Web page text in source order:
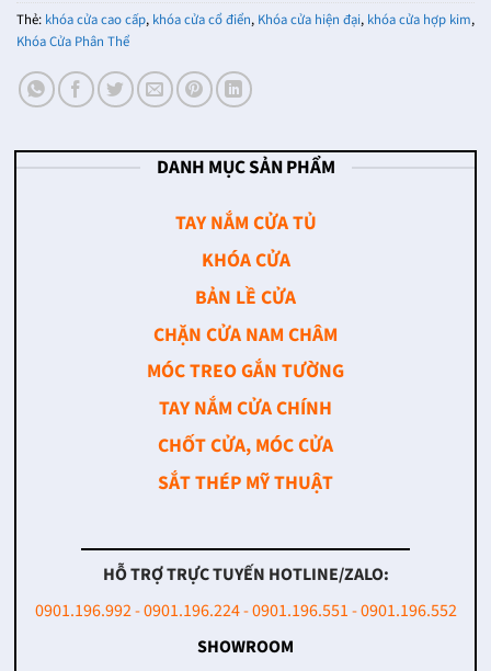
Thẻ: khóa cửa cao cấp, khóa cửa cổ điển, Khóa cửa hiện đại, khóa cửa hợp kim,
Khóa Cửa Phân Thể
DANH MỤC SẢN PHẨM
TAY NẮM CỬA TỦ
KHÓA CỬA
BẢN LỀ CỬA
CHẶN CỬA NAM CHÂM
MÓC TREO GẮN TƯỜNG
TAY NẮM CỬA CHÍNH
CHỐT CỬA, MÓC CỬA
SẮT THÉP MỸ THUẬT
HỖ TRỢ TRỰC TUYẾN HOTLINE/ZALO:
0901.196.992 - 0901.196.224 - 0901.196.551 - 0901.196.552
SHOWROOM